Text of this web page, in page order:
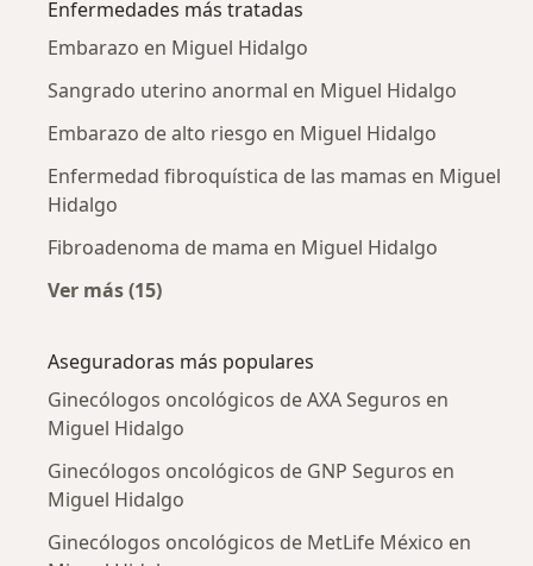
Enfermedades más tratadas
Embarazo en Miguel Hidalgo
Sangrado uterino anormal en Miguel Hidalgo
Embarazo de alto riesgo en Miguel Hidalgo
Enfermedad fibroquística de las mamas en Miguel
Hidalgo
Fibroadenoma de mama en Miguel Hidalgo
Ver más (15)
Aseguradoras más populares
Ginecólogos oncológicos de AXA Seguros en
Miguel Hidalgo
Ginecólogos oncológicos de GNP Seguros en
Miguel Hidalgo
Ginecólogos oncológicos de MetLife México en